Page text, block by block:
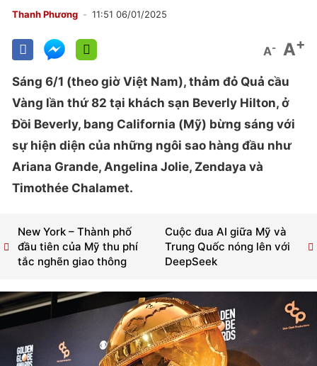
Thanh Phương 11:51 06/01/2025
A- A+
Sáng 6/1 (theo giờ Việt Nam), thảm đỏ Quả cầu
Vàng lần thứ 82 tại khách sạn Beverly Hilton, ở
Đồi Beverly, bang California (Mỹ) bừng sáng với
sự hiện diện của những ngôi sao hàng đầu như
Ariana Grande, Angelina Jolie, Zendaya và
Timothée Chalamet.
Cuộc đua AI giữa Mỹ và
Trung Quốc nóng lên với
DeepSeek
New York – Thành phố
đầu tiên của Mỹ thu phí
tắc nghẽn giao thông